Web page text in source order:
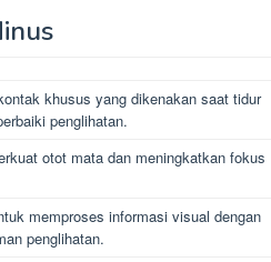
khusus yang dikenakan saat tidur
penglihatan.
otot mata dan meningkatkan fokus
memproses informasi visual dengan
penglihatan.